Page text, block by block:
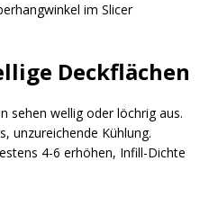
im Slicer
Deckflächen
sehen wellig oder löchrig aus.
unzureichende Kühlung.
4-6 erhöhen, Infill-Dichte